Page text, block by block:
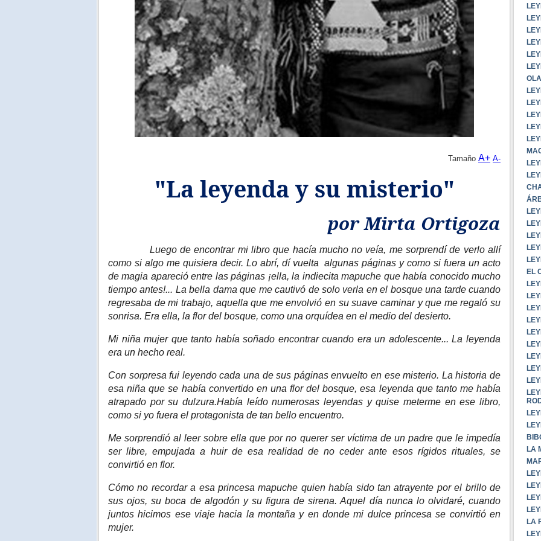
Tamaño A+ A-
"La leyenda y su misterio"
por Mirta Ortigoza
Luego de encontrar mi libro que hacía mucho no veía, me sorprendí de verlo allí
como si algo me quisiera decir. Lo abrí, dí vuelta algunas páginas y como si fuera un acto
de magia apareció entre las páginas ¡ella, la indiecita mapuche que había conocido mucho
tiempo antes!... La bella dama que me cautivó de solo verla en el bosque una tarde cuando
regresaba de mi trabajo, aquella que me envolvió en su suave caminar y que me regaló su
sonrisa. Era ella, la flor del bosque, como una orquídea en el medio del desierto.
Mi niña mujer que tanto había soñado encontrar cuando era un adolescente... La leyenda
era un hecho real.
Con sorpresa fui leyendo cada una de sus páginas envuelto en ese misterio. La historia de
esa niña que se había convertido en una flor del bosque, esa leyenda que tanto me había
atrapado por su dulzura.Había leído numerosas leyendas y quise meterme en ese libro,
como si yo fuera el protagonista de tan bello encuentro.
Me sorprendió al leer sobre ella que por no querer ser víctima de un padre que le impedía
ser libre, empujada a huir de esa realidad de no ceder ante esos rígidos rituales, se
convirtió en flor.
Cómo no recordar a esa princesa mapuche quien había sido tan atrayente por el brillo de
sus ojos, su boca de algodón y su figura de sirena. Aquel día nunca lo olvidaré, cuando
juntos hicimos ese viaje hacia la montaña y en donde mi dulce princesa se convirtió en
mujer.
EL
LA
LA